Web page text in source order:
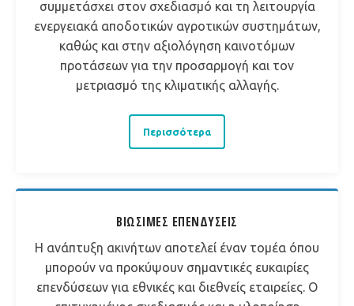
συμμετάσχει στον σχεδιασμό και τη λειτουργία
ενεργειακά αποδοτικών αγροτικών συστημάτων,
καθώς και στην αξιολόγηση καινοτόμων
προτάσεων για την προσαρμογή και τον
μετριασμό της κλιματικής αλλαγής.
Περισσότερα
ΒΙΏΣΙΜΕΣ ΕΠΕΝΔΎΣΕΙΣ
Η ανάπτυξη ακινήτων αποτελεί έναν τομέα όπου
μπορούν να προκύψουν σημαντικές ευκαιρίες
επενδύσεων για εθνικές και διεθνείς εταιρείες. Ο